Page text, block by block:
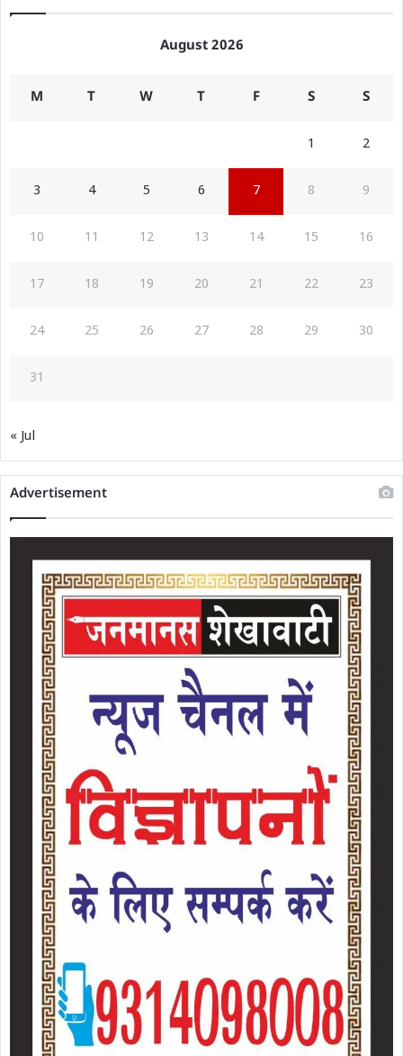
August 2026
M T W T F S S
1 2
3 4 5 6 7 8 9
10 11 12 13 14 15 16
17 18 19 20 21 22 23
24 25 26 27 28 29 30
31
« Jul
Advertisement